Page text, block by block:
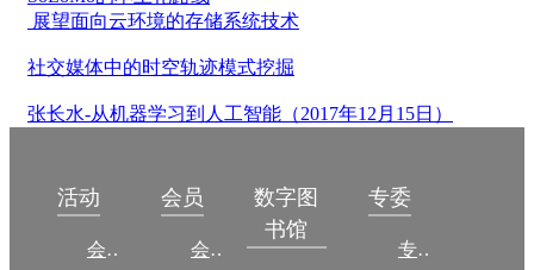
展望面向云环境的存储系统技术
社交媒体中的时空轨迹模式挖掘
张长水-从机器学习到人工智能（2017年12月15日）
活动
会议
会员
会员简介
数字图
书馆
专委
专委简介